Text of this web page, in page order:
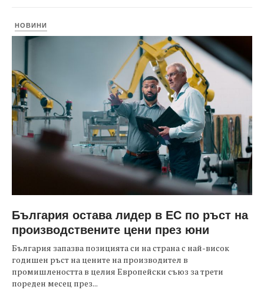
НОВИНИ
България остава лидер в ЕС по ръст на
производствените цени през юни
България запазва позицията си на страна с най-висок
годишен ръст на цените на производител в
промишлеността в целия Европейски съюз за трети
пореден месец през...